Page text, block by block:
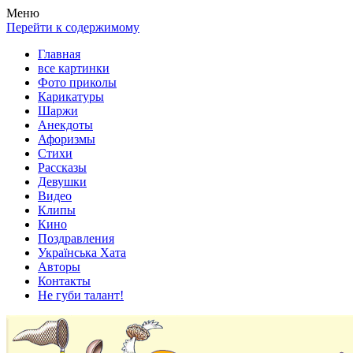
Весела хата — прикольные картинки, смешные истории, клипы!
Покажем всем ваши фото приколы, карикатуры, шаржи, стихи,
Меню
Перейти к содержимому
Главная
все картинки
Фото приколы
Карикатуры
Шаржи
Анекдоты
Афоризмы
Стихи
Рассказы
Девушки
Видео
Клипы
Кино
Поздравления
Українська Хата
Авторы
Контакты
Не губи талант!